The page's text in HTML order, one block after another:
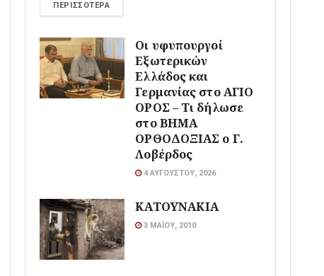
ΠΕΡΙΣΣΌΤΕΡΑ
Οι υφυπουργοί
Εξωτερικών
Ελλάδος και
Γερμανίας στο ΑΓΙΟ
ΟΡΟΣ – Τι δήλωσε
στο ΒΗΜΑ
ΟΡΘΟΔΟΞΙΑΣ ο Γ.
Λοβέρδος
4 ΑΥΓΟΎΣΤΟΥ, 2026
ΚΑΤΟΥΝΑΚΙΑ
3 ΜΑΪ́ΟΥ, 2010